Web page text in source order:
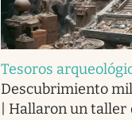
Tesoros
Descubrimiento
| Hallaron un taller